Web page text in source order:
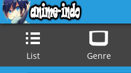
List Genre